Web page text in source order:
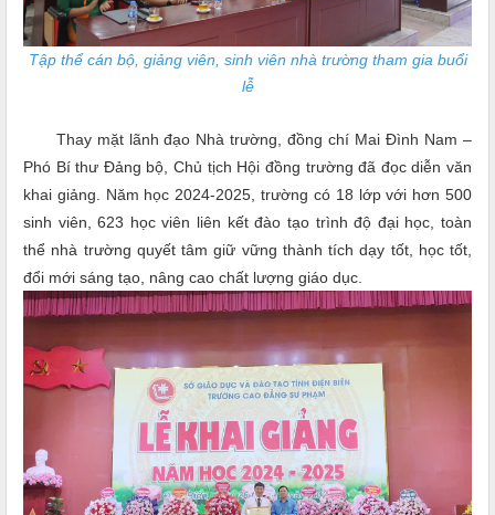
Tập thể cán bộ, giảng viên, sinh viên nhà trường tham gia buổi
lễ
Thay mặt lãnh đạo Nhà trường, đồng chí Mai Đình Nam –
Phó Bí thư Đảng bộ, Chủ tịch Hội đồng trường đã đọc diễn văn
khai giảng. Năm học 2024-2025, trường có 18 lớp với hơn 500
sinh viên, 623 học viên liên kết đào tạo trình độ đại học, toàn
thể nhà trường quyết tâm giữ vững thành tích dạy tốt, học tốt,
đổi mới sáng tạo, nâng cao chất lượng giáo dục.